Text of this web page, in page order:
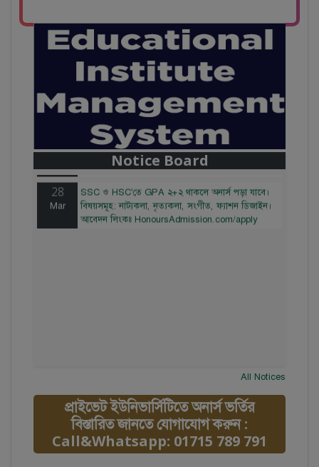
Notice Board
বাজেটের মধ্যে প্রাইভেট ইউনিভার্সিটিতে অনার্স পড়ার
সুযোগ। ২০টির অধিক বিষয়, ৪ বছরে মোট খরচ ২ লক্ষ
থেকে ৫ লক্ষ টাকা। আবেদন লিংকঃ
HonoursAdmission.com/apply
28
Mar
SSC ও HSC'তে GPA ২+২ থাকলে অনার্স পড়া যাবে।
বিষয়সমূহ: নাট্যকলা, নৃত্যকলা, সংগীত, ফ্যাশন ডিজাইন।
আবেদন লিংকঃ HonoursAdmission.com/apply
All Notices
প্রাইভেট ইউনিভার্সিটিতে অনার্স ভর্তির
বিস্তারিত জানতে যোগাযোগ করুন :
Call&Whatsapp: 01715 789 791